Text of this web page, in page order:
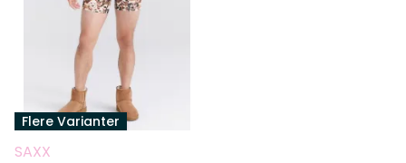
Flere Varianter
SAXX